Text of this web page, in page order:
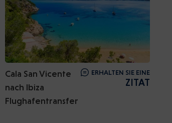
Cala San Vicente
nach Ibiza
Flughafentransfer
ERHALTEN SIE EINE
ZITAT